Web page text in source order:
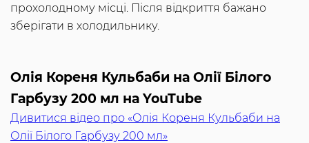
прохолодному місці. Після відкриття бажано
зберігати в холодильнику.
Олія Кореня Кульбаби на Олії Білого
Гарбузу 200 мл на YouTube
Дивитися відео про «Олія Кореня Кульбаби на
Олії Білого Гарбузу 200 мл»